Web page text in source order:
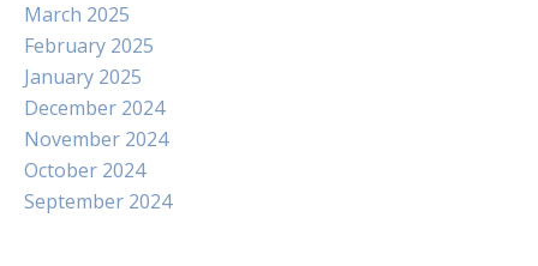
March 2025
February 2025
January 2025
December 2024
November 2024
October 2024
September 2024